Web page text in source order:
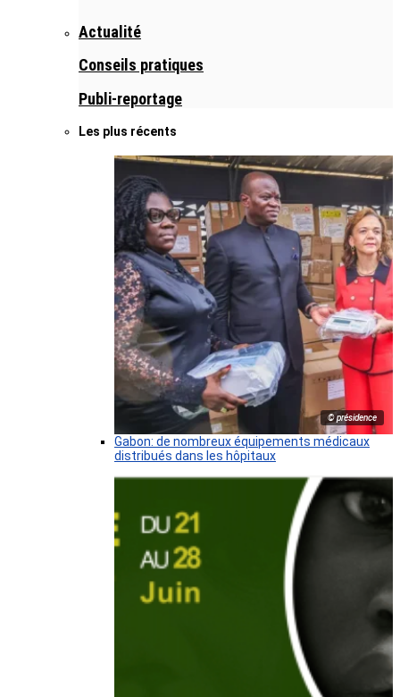
Actualité
Conseils pratiques
Publi-reportage
Les plus récents
© présidence
Gabon: de nombreux équipements médicaux
distribués dans les hôpitaux